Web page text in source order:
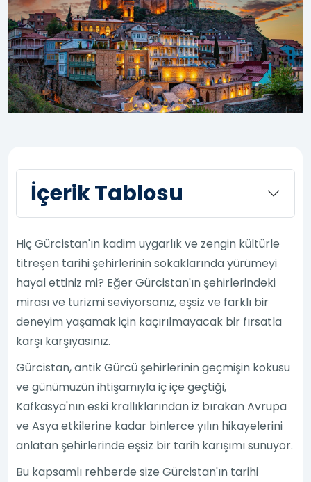
İçerik Tablosu
Hiç Gürcistan'ın kadim uygarlık ve zengin kültürle
titreşen tarihi şehirlerinin sokaklarında yürümeyi
hayal ettiniz mi? Eğer Gürcistan'ın şehirlerindeki
mirası ve turizmi seviyorsanız, eşsiz ve farklı bir
deneyim yaşamak için kaçırılmayacak bir fırsatla
karşı karşıyasınız.
Gürcistan, antik Gürcü şehirlerinin geçmişin kokusu
ve günümüzün ihtişamıyla iç içe geçtiği,
Kafkasya'nın eski krallıklarından iz bırakan Avrupa
ve Asya etkilerine kadar binlerce yılın hikayelerini
anlatan şehirlerinde eşsiz bir tarih karışımı sunuyor.
Bu kapsamlı rehberde size Gürcistan'ın tarihi